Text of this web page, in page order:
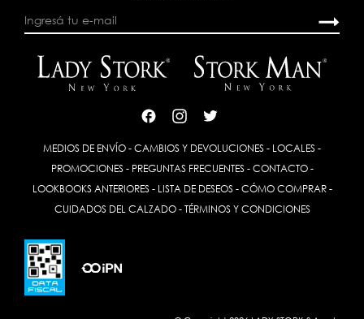
MEDIOS DE ENVÍO - CAMBIOS Y DEVOLUCIONES - LOCALES -
PROMOCIONES- PREGUNTAS FRECUENTES- CONTACTO-
LOOKBOOKS ANTERIORES- LISTA DE DESEOS- CÓMO COMPRAR-
CUIDADOS DEL CALZADO- TÉRMINOS Y CONDICIONES